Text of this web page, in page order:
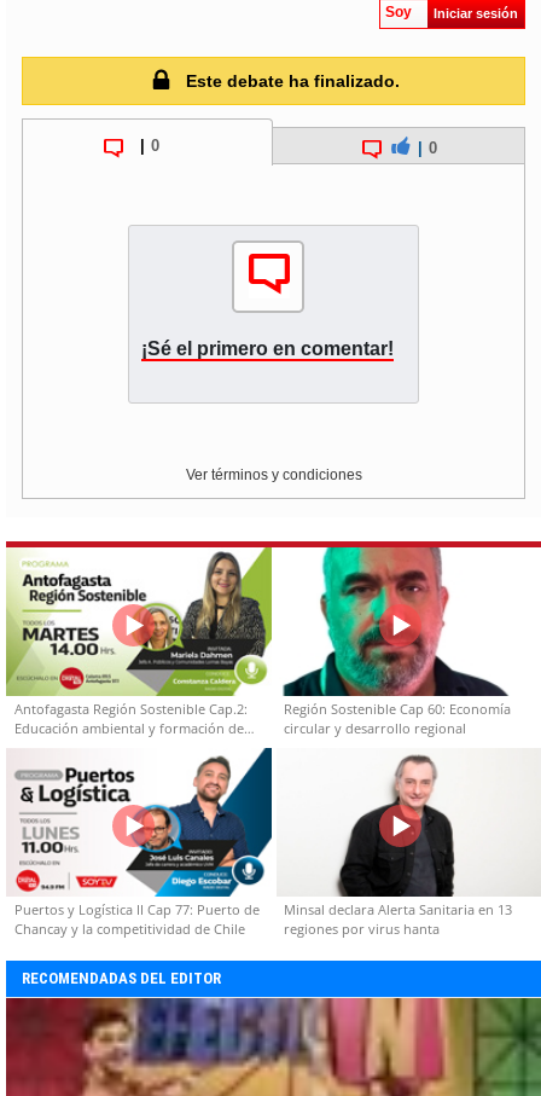
Soy Iniciar sesión
Este debate ha finalizado.
0 0
¡Sé el primero en comentar!
Ver términos y condiciones
Antofagasta Región Sostenible Cap.2:
Educación ambiental y formación de
capacidades técnicas
Región Sostenible Cap 60: Economía
circular y desarrollo regional
Puertos y Logística II Cap 77: Puerto de
Chancay y la competitividad de Chile
Minsal declara Alerta Sanitaria en 13
regiones por virus hanta
RECOMENDADAS DEL EDITOR